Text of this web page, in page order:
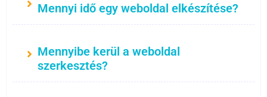
Mennyi idő egy weboldal elkészítése?
Mennyibe kerül a weboldal
szerkesztés?